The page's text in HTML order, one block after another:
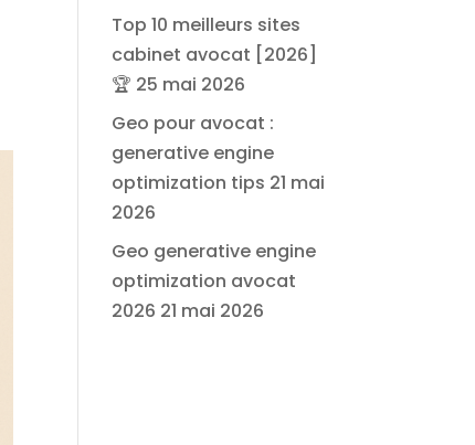
Top 10 meilleurs sites
cabinet avocat [2026]
🏆 25 mai 2026
Geo pour avocat :
generative engine
optimization tips 21 mai
2026
Geo generative engine
optimization avocat
2026 21 mai 2026